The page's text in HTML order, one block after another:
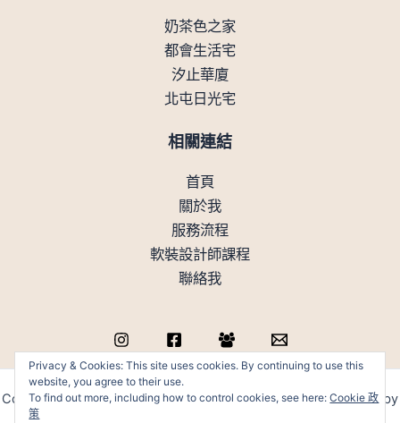
奶茶色之家
都會生活宅
汐止華廈
北屯日光宅
相關連結
首頁
關於我
服務流程
軟裝設計師課程
聯絡我
Copyright © 上方工作室有限公司 (統編:82931066 ) | Powered by
Privacy & Cookies: This site uses cookies. By continuing to use this
website, you agree to their use.
To find out more, including how to control cookies, see here:Cookie 政
策